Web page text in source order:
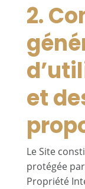
2.
et
Le Site
protégée
Propriété